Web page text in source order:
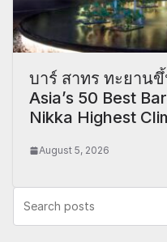
บาร์ สาทร ทะยาน
Asia’s 50 Best
Nikka Highest
August 5, 2026